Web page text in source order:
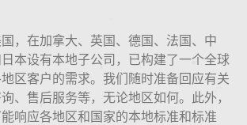
，在加拿大、英国、德国、法国、中
本设有本地子公司，已构建了一个全球
区客户的需求。我们随时准备回应有关
、售后服务等，无论地区如何。此外，
响应各地区和国家的本地标准和标准